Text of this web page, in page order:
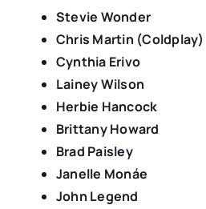
Stevie Wonder
Chris Martin (Coldplay)
Cynthia Erivo
Lainey Wilson
Herbie Hancock
Brittany Howard
Brad Paisley
Janelle Monáe
John Legend